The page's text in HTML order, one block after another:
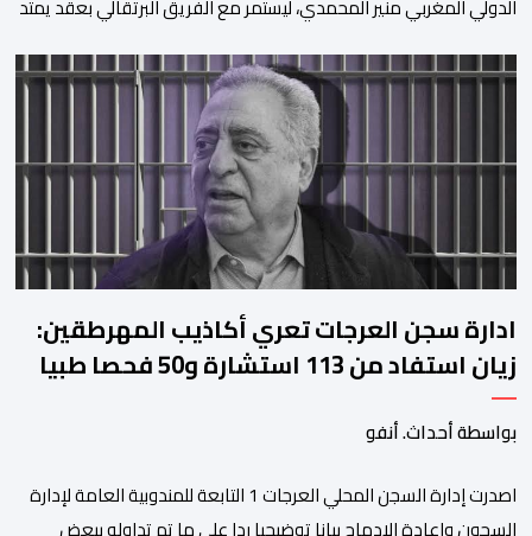
الدولي المغربي منير المحمدي، ليستمر مع الفريق البرتقالي بعقد يمتد
على منصات التواصل الاجتماعي، مصحوبا بعبارة “الرحلة مستمرة”، في
إشارة إلى رغبة الإدارة في الحفاظ على ركائز الفريق والتعزيز من
ادارة سجن العرجات تعري أكاذيب المهرطقين:
زيان استفاد من 113 استشارة و50 فحصا طبيا
بواسطة أحداث. أنفو
اصدرت إدارة السجن المحلي العرجات 1 التابعة للمندوبية العامة لإدارة